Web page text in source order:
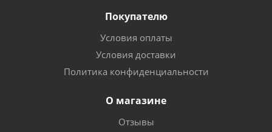
Покупателю
Условия оплаты
Условия доставки
Политика конфиденциальности
О магазине
Отзывы